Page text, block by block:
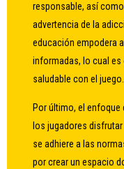
responsable, así
advertencia de la
educación empodera
informadas, lo cual es
saludable con el juego.
Por último, el enfoque
los jugadores
se adhiere a las
por crear un espacio